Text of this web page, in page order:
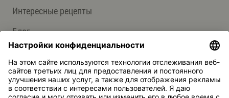
Интересные рецепты
Блог
СЛУЖБА ПОДДЕРЖКИ
Контакты